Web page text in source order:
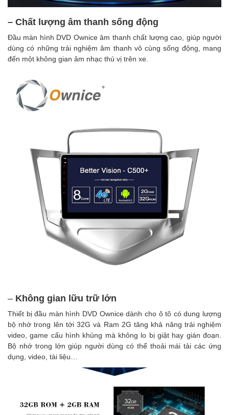
– Chất lượng âm thanh sống động
Đầu màn hình DVD Ownice âm thanh chất lượng cao, giúp người
dùng có những trải nghiệm âm thanh vô cùng sống động, mang
đến một không gian âm nhạc thú vị trên xe.
– Không gian lữu trữ lớn
Thiết bị đầu màn hình DVD Ownice dành cho ô tô có dung lượng
bộ nhớ trong lên tới 32G và Ram 2G tăng khả năng trải nghiệm
video, game cấu hình khủng mà không lo bị giật hay gián đoạn.
Bộ nhớ trong lớn giúp người dùng có thể thoải mái tải các ứng
dụng, video, tài liệu…